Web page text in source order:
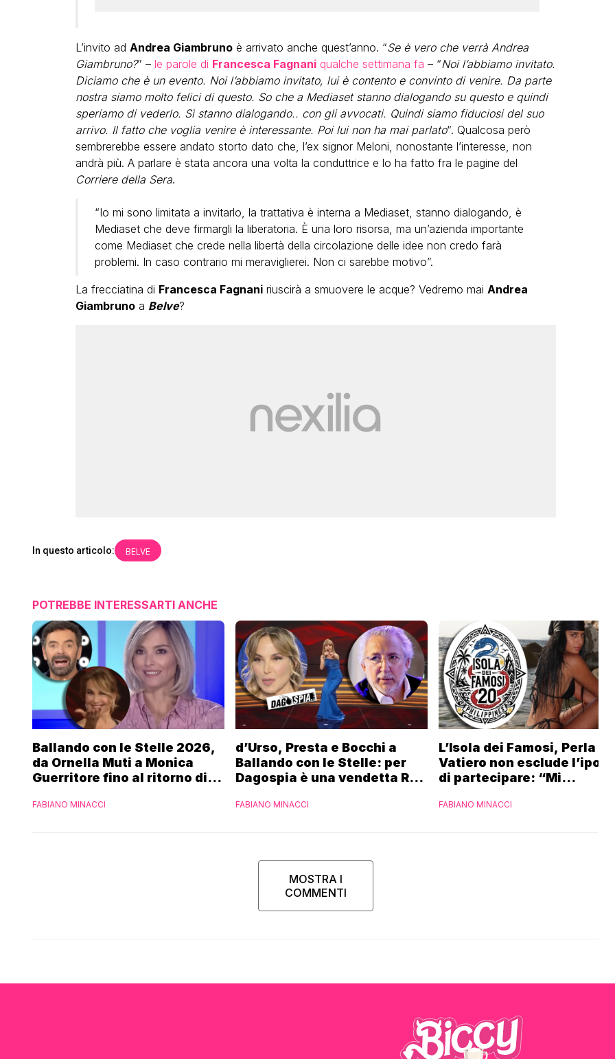
L’invito ad Andrea Giambrunoè arrivato anche quest’anno. “Se è vero che verrà Andrea
Giambruno?” – le parole di Francesca Fagnaniqualche settimana fa – “Noi l’abbiamo invitato.
Diciamo che è un evento. Noi l’abbiamo invitato, lui è contento e convinto di venire. Da parte
nostra siamo molto felici di questo. So che a Mediaset stanno dialogando su questo e quindi
speriamo di vederlo. Sì stanno dialogando.. con gli avvocati. Quindi siamo fiduciosi del suo
arrivo. Il fatto che voglia venire è interessante. Poi lui non ha mai parlato“. Qualcosa però
sembrerebbe essere andato storto dato che, l’ex signor Meloni, nonostante l’interesse, non
andrà più. A parlare è stata ancora una volta la conduttrice e lo ha fatto fra le pagine del
Corriere della Sera.
“Io mi sono limitata a invitarlo, la trattativa è interna a Mediaset, stanno dialogando, è
Mediaset che deve firmargli la liberatoria. È una loro risorsa, ma un’azienda importante
come Mediaset che crede nella libertà della circolazione delle idee non credo farà
problemi. In caso contrario mi meraviglierei. Non ci sarebbe motivo”.
La frecciatina di Francesca Fagnaniriuscirà a smuovere le acque? Vedremo mai Andrea
Giambrunoa Belve?
In questo articolo: BELVE
POTREBBE INTERESSARTI ANCHE
Ballando con le Stelle 2026,
da Ornella Muti a Monica
Guerritore fino al ritorno di
l’esclusiva di Gabriele
FABIANO MINACCI
d’Urso, Presta e Bocchi a
Ballando con le Stelle: per
Dagospia è una vendetta Rai
FABIANO MINACCI
L’Isola dei Famosi, Perla
Vatiero non esclude
di partecipare: “Mi
FABIANO MINACCI
MOSTRA I
COMMENTI